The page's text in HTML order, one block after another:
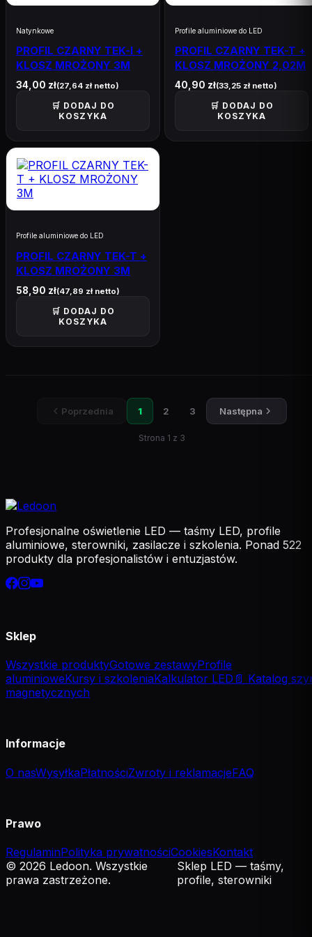
Natynkowe
PROFIL CZARNY TEK-I +
KLOSZ MROŻONY 3M
34,00 zł(27,64 złnetto)
🛒 DODAJ DO
KOSZYKA
Profile aluminiowe do LED
PROFIL CZARNY TEK-T +
KLOSZ MROŻONY 2,02M
40,90 zł(33,25 złnetto)
🛒 DODAJ DO
KOSZYKA
Profile aluminiowe do LED
PROFIL CZARNY TEK-T +
KLOSZ MROŻONY 3M
58,90 zł(47,89 złnetto)
🛒 DODAJ DO
KOSZYKA
Poprzednia 1 2 3 Następna
Strona 1 z 3
Profesjonalne oświetlenie LED — taśmy LED, profile
aluminiowe, sterowniki, zasilacze i szkolenia. Ponad 522
produkty dla profesjonalistów i entuzjastów.
Sklep
Wszystkie produktyGotowe zestawyProfile
aluminioweKursy i szkoleniaKalkulator LED 📄 Katalog
magnetycznych
Informacje
O nasWysyłkaPłatnościZwroty i reklamacjeFAQ
Prawo
RegulaminPolityka prywatnościCookiesKontakt
© 2026 Ledoon. Wszystkie
prawa zastrzeżone.
Sklep LED — taśmy,
profile, sterowniki